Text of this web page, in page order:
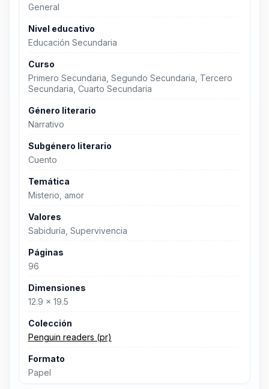
General
Nivel educativo
Educación Secundaria
Curso
Primero Secundaria, Segundo Secundaria, Tercero
Secundaria, Cuarto Secundaria
Género literario
Narrativo
Subgénero literario
Cuento
Temática
Misterio, amor
Valores
Sabiduría, Supervivencia
Páginas
96
Dimensiones
12.9 x 19.5
Colección
Penguin readers (pr)
Formato
Papel